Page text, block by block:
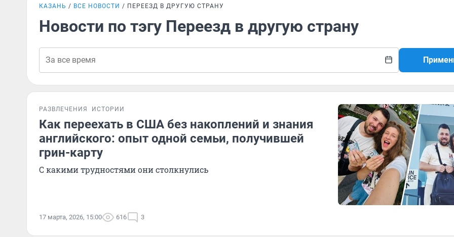
КАЗАНЬ ВСЕ НОВОСТИ ПЕРЕЕЗД В ДРУГУЮ СТРАНУ
Новости по тэгу Переезд в другую страну
РАЗВЛЕЧЕНИЯ ИСТОРИИ
Как переехать в США без накоплений и знания
английского: опыт одной семьи, получившей
грин-карту
С какими трудностями они столкнулись
17 марта, 2026, 15:00 616 3